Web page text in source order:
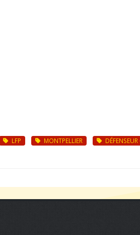
LFP MONTPELLIER DÉFENSEUR